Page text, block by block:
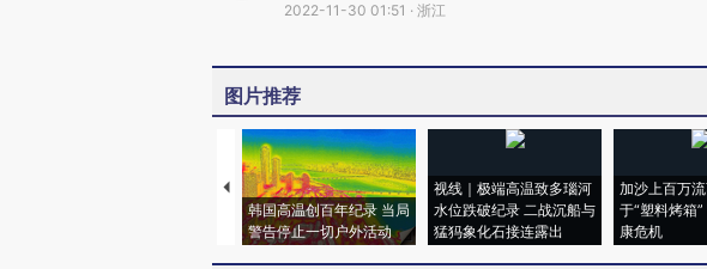
2022-11-30 01:51 · 浙江
图片推荐
韩国高温创百年纪录 当局
警告停止一切户外活动
视线｜极端高温致多瑙河
水位跌破纪录 二战沉船与
猛犸象化石接连露出
加沙上百万
于“塑料烤箱
康危机